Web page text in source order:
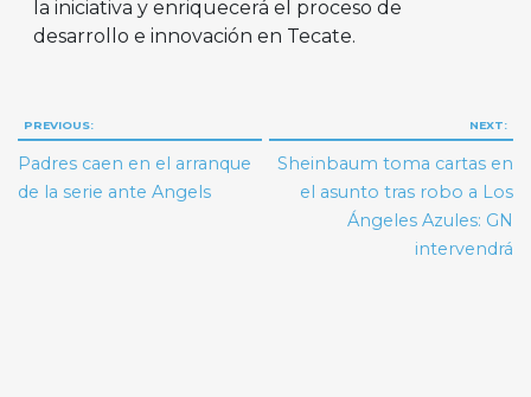
la iniciativa y enriquecerá el proceso de
desarrollo e innovación en Tecate.
Navegación
de
entradas
PREVIOUS:
Padres caen en el arranque
de la serie ante Angels
NEXT:
Sheinbaum toma cartas en
el asunto tras robo a Los
Ángeles Azules: GN
intervendrá